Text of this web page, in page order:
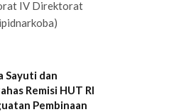
IV Direktorat
Sayuti dan
Remisi HUT RI
Pembinaan